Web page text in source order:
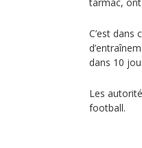
C’est dans
dans 10
Les
football.